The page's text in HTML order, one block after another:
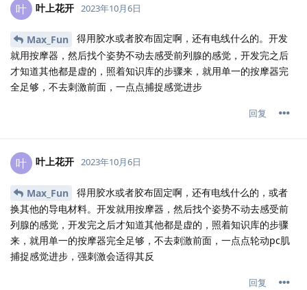
叶 叶上花开 2023年10月6日
Max_Fun
得用胶水或者胶布固定啊，还有电线什么的。开发
就用按摩器，然后找个姿势不动去感受前列腺的感觉，开发完之后
才知道其他都是虚的，照着知识库的步骤来，就用单一的按摩器完
全足够，不去刺激前面，一点点捕捉感觉进步
回复
叶 叶上花开 2023年10月6日
Max_Fun
得用胶水或者胶布固定啊，还有电线什么的，或者
换其他的导电材料。开发就用按摩器，然后找个姿势不动去感受前
列腺的感觉，开发完之后才知道其他都是虚的，照着知识库的步骤
来，就用单一的按摩器完全足够，不去刺激前面，一点点轮动pc肌
捕捉感觉进步，强刺激会适得其反
回复